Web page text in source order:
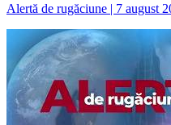
Alertă de rugăciune | 7 august